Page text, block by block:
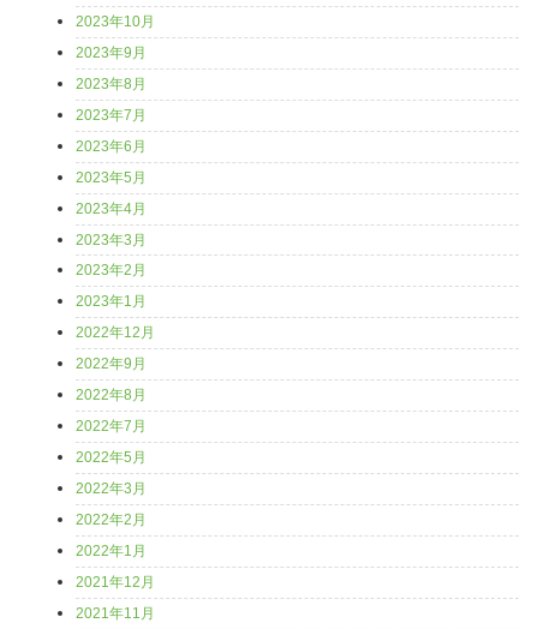
2023年10月
2023年9月
2023年8月
2023年7月
2023年6月
2023年5月
2023年4月
2023年3月
2023年2月
2023年1月
2022年12月
2022年9月
2022年8月
2022年7月
2022年5月
2022年3月
2022年2月
2022年1月
2021年12月
2021年11月